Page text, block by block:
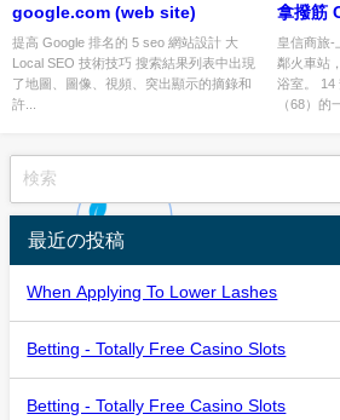
google.com (web site)
提高 Google 排名的 5 seo 網站設計 大
Local SEO 技術技巧 搜索結果列表中出現
了地圖、圖像、視頻、突出顯示的摘錄和
許...
拿撥筋
皇信商旅-
鄰火車站
浴室。 14
（68）的
最近の投稿
When Applying To Lower Lashes
Betting - Totally Free Casino Slots
Betting - Totally Free Casino Slots